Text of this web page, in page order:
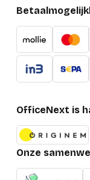
OfficeNext is
Onze